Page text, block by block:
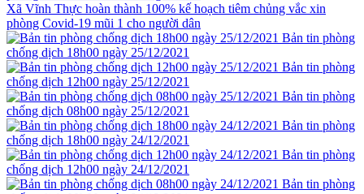
Xã Vĩnh Thực hoàn thành 100% kế hoạch tiêm chủng vắc xin
phòng Covid-19 mũi 1 cho người dân
Bản tin phòng
chống dịch 18h00 ngày 25/12/2021
Bản tin phòng
chống dịch 12h00 ngày 25/12/2021
Bản tin phòng
chống dịch 08h00 ngày 25/12/2021
Bản tin phòng
chống dịch 18h00 ngày 24/12/2021
Bản tin phòng
chống dịch 12h00 ngày 24/12/2021
Bản tin phòng